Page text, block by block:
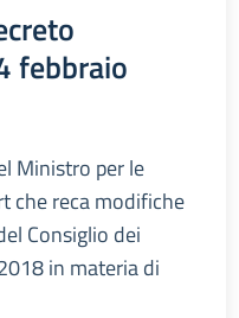
febbraio
Ministro per le
che reca modifiche
Consiglio dei
in materia di